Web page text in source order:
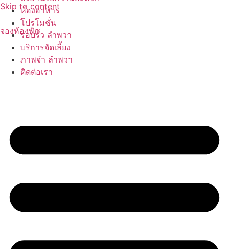
Skip to content
จองห้องพัก
ห้องอาหาร
โปรโมชั่น
รอบรั้ว ลำพวา
บริการจัดเลี้ยง
ภาพจำ ลำพวา
ติดต่อเรา